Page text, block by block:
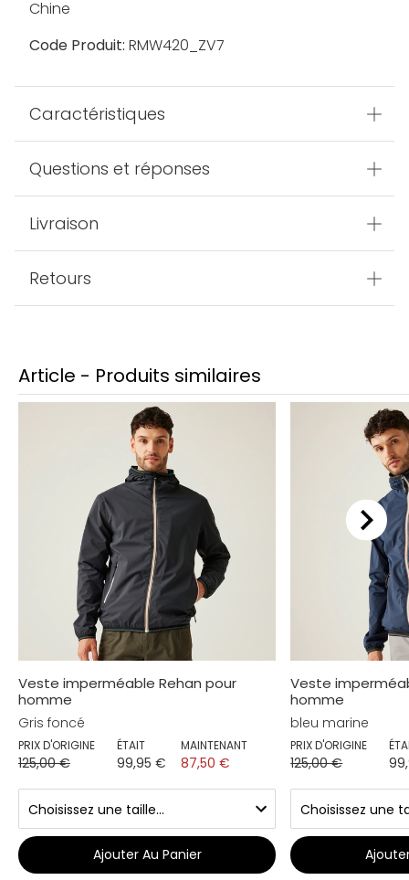
Chine
Code Produit: RMW420_ZV7
Caractéristiques
Questions et réponses
Livraison
Retours
Article - Produits similaires
Veste imperméable Rehan pour
homme
Gris foncé
PRIX D'ORIGINE
125,00 €
ÉTAIT
99,95 €
MAINTENANT
87,50 €
Ajouter Au Panier
Veste
homme
bleu marine
PRIX D'ORIGINE
125,00 €